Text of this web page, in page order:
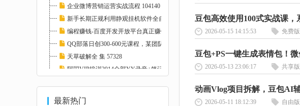
企业微博营销运营实战流程 104140
新手长期正规利用静观挂机软件全自动挂机低调...
编程赚钱-百度开发开放平台真正赚钱实例视频教...
QQ部落日创300-600元课程，某团队4月VIP培训（...
天草破解全 集 57328
阿国VIP培训2014全部YY录音+笔记+资料（1-12月...
最新热门
2026-05-15 14:15:53 免费版
2026-05-13 23:06:17 共享版
2026-05-11 18:12:39 自由版